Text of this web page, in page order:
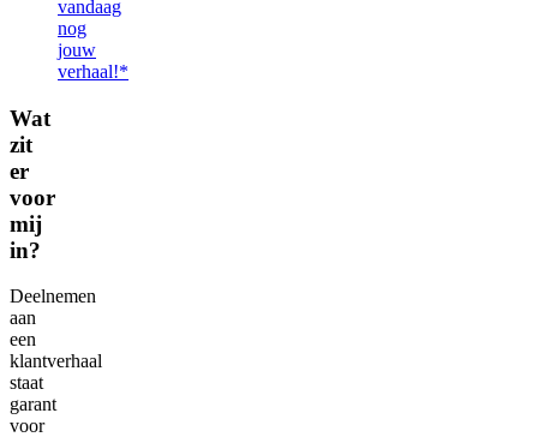
vandaag
nog
jouw
verhaal!*
Wat
zit
er
voor
mij
in?
Deelnemen
aan
een
klantverhaal
staat
garant
voor